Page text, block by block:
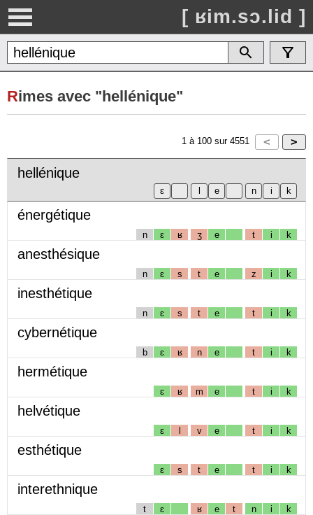
[ ʁim.sɔ.lid ]
Rimes avec "hellénique"
1 à 100 sur 4551
hellénique
énergétique
n ɛ ʁ ʒ e t i k
anesthésique
n ɛ s t e z i k
inesthétique
n ɛ s t e t i k
cybernétique
b ɛ ʁ n e t i k
hermétique
ɛ ʁ m e t i k
helvétique
ɛ l v e t i k
esthétique
ɛ s t e t i k
interethnique
t ɛ ʁ e t n i k